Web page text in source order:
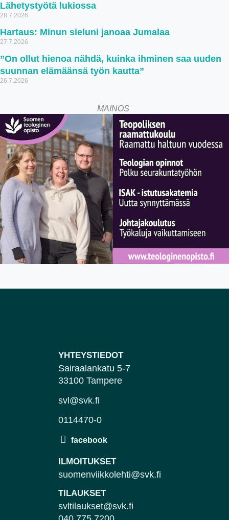
Lähetystyötä lukiossa
28.7.2026
Hartaus: Minun sieluni janoaa Jumalaa
27.7.2026
”On ollut hienoa nähdä, kuinka ihminen saa uuden
suunnan elämäänsä työn kautta”
26.7.2026
MAINOS
YHTEYSTIEDOT
Sairaalankatu 5-7
33100 Tampere
svl@svk.fi
0114470-0
ILMOITUKSET
suomenviikkolehti@svk.fi
TILAUKSET
svltilaukset@svk.fi